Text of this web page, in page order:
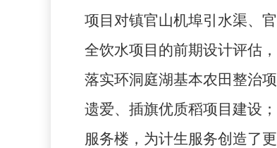
项目对镇官山机埠引水渠、
全饮水项目的前期设计评估
落实环洞庭湖基本农田整治
遗爱、插旗优质稻项目建设；
服务楼，为计生服务创造了